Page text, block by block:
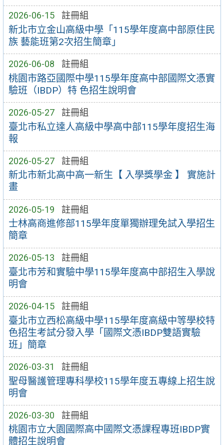
2026-06-15 註冊組
新北市立金山高級中學「115學年度高中部原住民
族 藝能班第2次招生簡章」
2026-06-08 註冊組
桃園市路亞國際中學115學年度高中部國際文憑實
驗班（IBDP）特 色招生說明會
2026-05-27 註冊組
臺北市私立達人高級中學高中部115學年度招生海
報
2026-05-27 註冊組
新北市新北高中高一新生【 入學獎學金 】 實施計
畫
2026-05-19 註冊組
士林高商進修部115學年度單獨辦理免試入學招生
簡章
2026-05-13 註冊組
臺北市芳和實驗中學115學年度高中部招生入學說
明會
2026-04-15 註冊組
臺北市立西松高級中學115學年度高級中等學校特
色招生考試分發入學「國際文憑IBDP雙語實驗
班」簡章
2026-03-31 註冊組
聖母醫護管理專科學校115學年度五專線上招生說
明會
2026-03-30 註冊組
桃園市立大園國際高中國際文憑課程專班IBDP實
體招生說明會